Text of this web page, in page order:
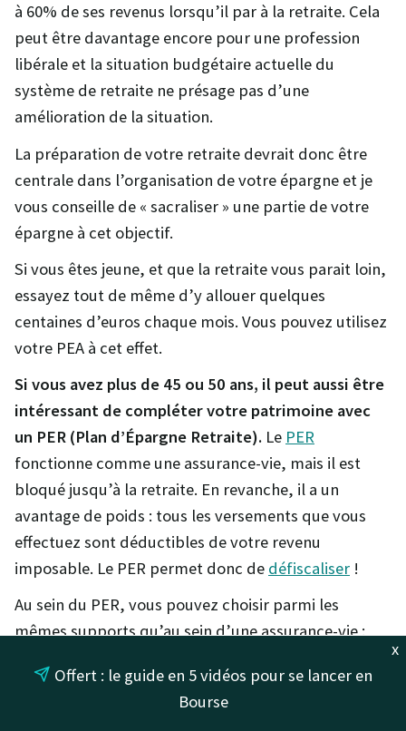
à 60% de ses revenus lorsqu’il par à la retraite. Cela
peut être davantage encore pour une profession
libérale et la situation budgétaire actuelle du
système de retraite ne présage pas d’une
amélioration de la situation.
La préparation de votre retraite devrait donc être
centrale dans l’organisation de votre épargne et je
vous conseille de « sacraliser » une partie de votre
épargne à cet objectif.
Si vous êtes jeune, et que la retraite vous parait loin,
essayez tout de même d’y allouer quelques
centaines d’euros chaque mois. Vous pouvez utilisez
votre PEA à cet effet.
Si vous avez plus de 45 ou 50 ans, il peut aussi être
intéressant de compléter votre patrimoine avec
un PER (Plan d’Épargne Retraite). Le PER
fonctionne comme une assurance-vie, mais il est
bloqué jusqu’à la retraite. En revanche, il a un
avantage de poids : tous les versements que vous
effectuez sont déductibles de votre revenu
imposable. Le PER permet donc de défiscaliser !
Au sein du PER, vous pouvez choisir parmi les
mêmes supports qu’au sein d’une assurance-vie :
Privilégiez la bourse pour vous constituer un capital
pendant la vie active et basculez progressivement
x
Offert : le guide en 5 vidéos pour se lancer en
Bourse